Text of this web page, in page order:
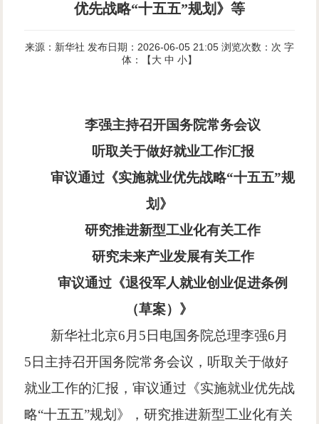
优先战略“十五五”规划》等
来源：新华社 发布日期：2026-06-05 21:05 浏览次数： 次 字
体：【大 中 小】
李强主持召开国务院常务会议
听取关于做好就业工作汇报
审议通过《实施就业优先战略“十五五”规
划》
研究推进新型工业化有关工作
研究未来产业发展有关工作
审议通过《退役军人就业创业促进条例
（草案）》
新华社北京6 月 5日电国务院总理李强6 月
5日主持召开国务院常务会议，听取关于做好
就业工作的汇报，审议通过《实施就业优先战
略“十五五”规划》，研究推进新型工业化有关